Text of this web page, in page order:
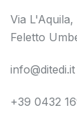
Via L'Aquila,
Feletto
info@ditedi.it
+39 0432